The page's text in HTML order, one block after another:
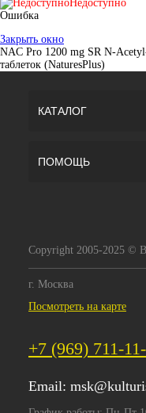
Недоступно
Ошибка
Закрыть окно
NAC Pro 1200 mg SR N-
таблеток (NaturesPlus)
КАТАЛОГ
ПОМОЩЬ
Copyright 2005-2025 ©
г. Москва
Посмотреть на карте
+7 (969) 711-
Email: